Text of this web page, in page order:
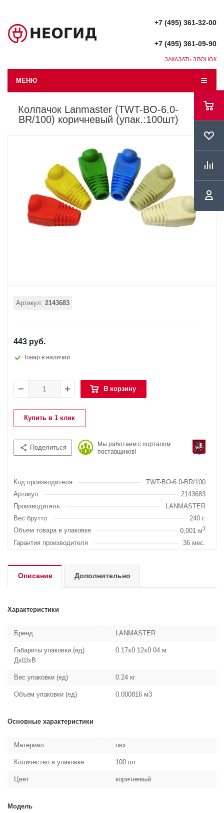
+7 (495) 361-32-00
+7 (495) 361-09-90
ЗАКАЗАТЬ ЗВОНОК
МЕНЮ
Колпачок Lanmaster (TWT-BO-6.0-
BR/100) коричневый (упак.:100шт)
Артикул: 2143683
443 руб.
Товар в наличии
В корзину
Купить в 1 клик
Поделиться
Мы работаем с порталом
поставщиков!
Код производителя
TWT-BO-6.0-BR/100
Артикул
2143683
Производитель
LANMASTER
Вес брутто
240 г.
Объем товара в упаковке
0,001 м3
Гарантия производителя 36 мес.
Описание Дополнительно
Характеристики
Бренд LANMASTER
Габариты упаковки (ед)
ДхШхВ
0.17x0.12x0.04 м
Вес упаковки (ед) 0.24 кг
Объем упаковки (ед) 0.000816 м3
Основные характеристики
Материал пвх
Количество в упаковке 100 шт
Цвет коричневый
Модель